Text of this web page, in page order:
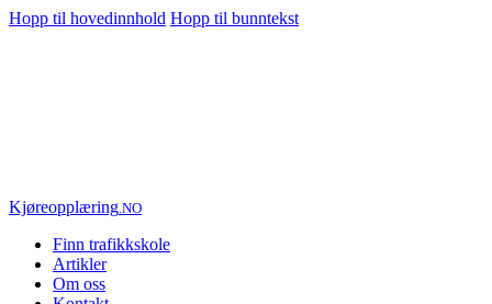
Hopp til hovedinnhold Hopp til bunntekst
Kjøreopplæring.NO
Finn trafikkskole
Artikler
Om oss